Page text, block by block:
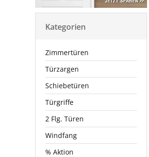
Kategorien
Zimmertüren
Türzargen
Schiebetüren
Türgriffe
2 Flg. Türen
Windfang
% Aktion